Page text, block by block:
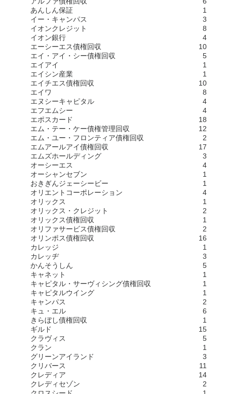
あんしん保証
1
イー・キャンパス
3
イオンクレジット
8
イオン銀行
4
エーシーエス債権回収
10
エイ・アイ・シー債権回収
5
エイアイ
1
エイシン産業
1
エイチエス債権回収
10
エイワ
8
エヌシーキャピタル
4
エフエムシー
4
エポスカード
18
エム・テー・ケー債権管理回収
12
エム・ユー・フロンティア債権回収
2
エムアールアイ債権回収
17
エムズホールディング
3
オーシーエス
4
オーシャンセブン
1
おきぎんジェーシービー
1
オリエントコーポレーション
4
オリックス
1
オリックス・クレジット
2
オリックス債権回収
1
オリファサービス債権回収
2
オリンポス債権回収
16
カレッジ
1
カレッヂ
3
かんそうしん
5
キャネット
1
キャピタル・サーヴィシング債権回収
1
キャピタルウイング
1
キャンパス
2
キュ・エル
6
きらぼし債権回収
1
ギルド
15
クラヴィス
5
クラン
1
グリーンアイランド
3
クリバース
11
クレディア
14
クレディセゾン
2